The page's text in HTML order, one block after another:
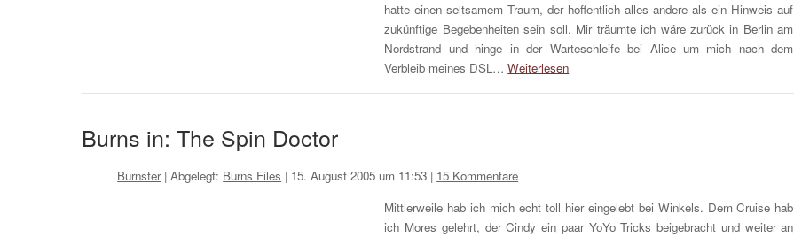
hatte einen seltsamem Traum, der hoffentlich alles andere als ein Hinweis auf
zukünftige Begebenheiten sein soll. Mir träumte ich wäre zurück in Berlin am
Nordstrand und hinge in der Warteschleife bei Alice um mich nach dem
Verbleib meines DSL…Weiterlesen
Burns in: The Spin Doctor
Burnster| Abgelegt: Burns Files | 15. August 2005 um 11:53 | 15 Kommentare
Mittlerweile hab ich mich echt toll hier eingelebt bei Winkels. Dem Cruise hab
ich Mores gelehrt, der Cindy ein paar YoYo Tricks beigebracht und weiter an